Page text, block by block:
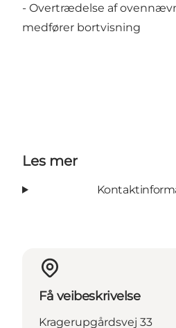
- Overtrædelse af
medfører bortvisning
Les mer
Få veibeskrivelse
Kragerupgårdsvej 33